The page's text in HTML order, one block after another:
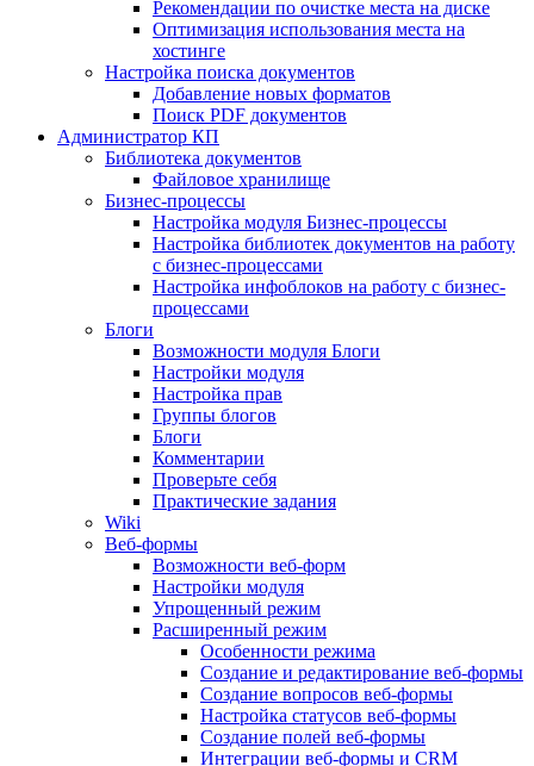
Рекомендации по очистке места на диске
Оптимизация использования места на
хостинге
Настройка поиска документов
Добавление новых форматов
Поиск PDF документов
Администратор КП
Библиотека документов
Файловое хранилище
Бизнес-процессы
Настройка модуля Бизнес-процессы
Настройка библиотек документов на работу
с бизнес-процессами
Настройка инфоблоков на работу с бизнес-
процессами
Блоги
Возможности модуля Блоги
Настройки модуля
Настройка прав
Группы блогов
Блоги
Комментарии
Проверьте себя
Практические задания
Wiki
Веб-формы
Возможности веб-форм
Настройки модуля
Упрощенный режим
Расширенный режим
Особенности режима
Создание и редактирование веб-формы
Создание вопросов веб-формы
Настройка статусов веб-формы
Создание полей веб-формы
Интеграции веб-формы и CRM